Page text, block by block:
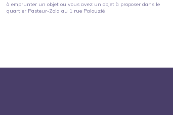
à emprunter un objet ou vous avez un objet à proposer dans le
quartier Pasteur-Zola au 1 rue Palouzié